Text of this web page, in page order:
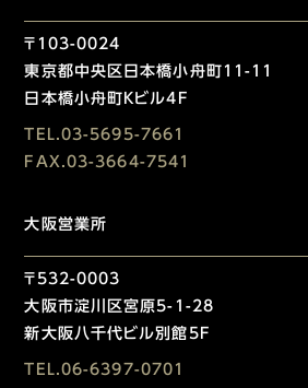
〒103-0024
東京都中央区日本橋小舟町11-11
日本橋小舟町Kビル4F
TEL.03-5695-7661
FAX.03-3664-7541
大阪営業所
〒532-0003
大阪市淀川区宮原5-1-28
新大阪八千代ビル別館5F
TEL.06-6397-0701